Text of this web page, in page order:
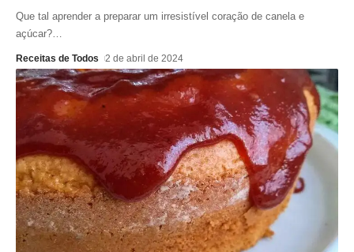
Que tal aprender a preparar um irresistível coração de canela e
açúcar?…
Receitas de Todos 2 de abril de 2024